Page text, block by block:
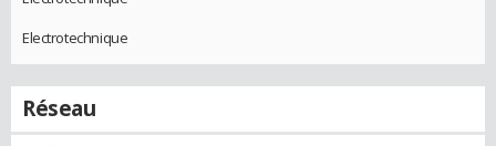
Electrotechnique
Réseau